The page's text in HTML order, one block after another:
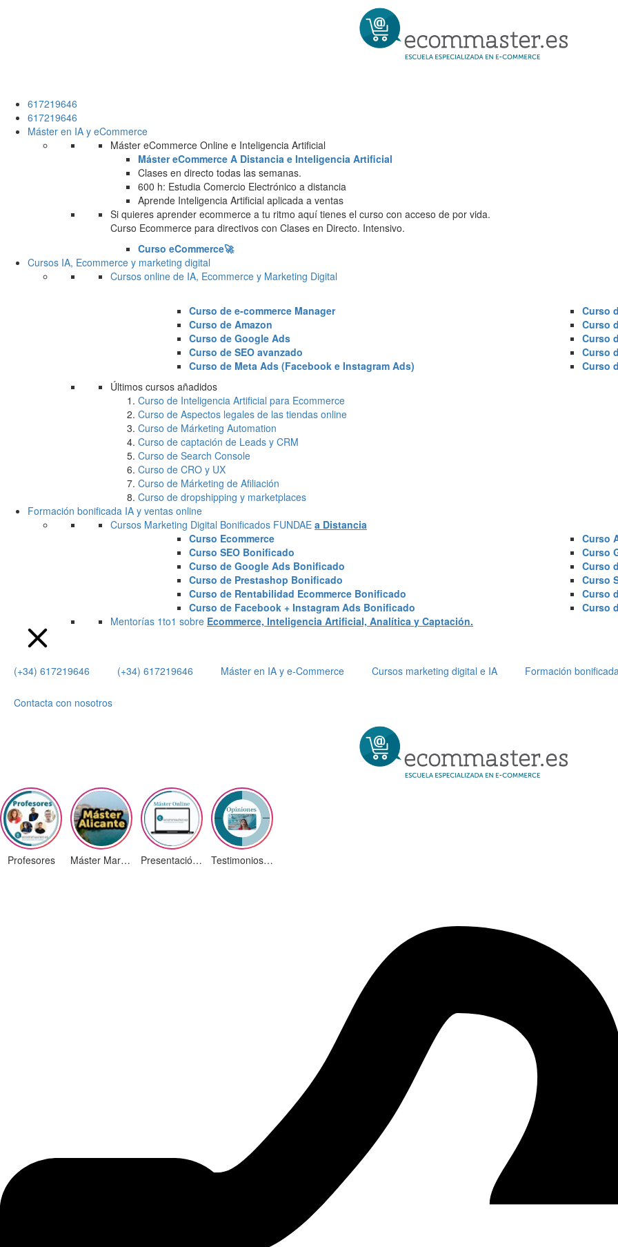
617219646
617219646
Máster en IA y eCommerce
Máster eCommerce Online e Inteligencia Artificial
Máster eCommerce A Distancia e Inteligencia Artificial
Clases en directo todas las semanas.
600 h: Estudia Comercio Electrónico a distancia
Aprende Inteligencia Artificial aplicada a ventas
Si quieres aprender ecommerce a tu ritmo aquí tienes el curso con acceso de por vida.
Curso Ecommerce para directivos con Clases en Directo. Intensivo.
Curso eCommerce🚀
Cursos IA, Ecommerce y marketing digital
Cursos online de IA, Ecommerce y Marketing Digital
Curso de e-commerce Manager
Curso de Amazon
Curso de Google Ads
Curso de SEO avanzado
Curso de Meta Ads (Facebook e Instagram Ads)
Curso
Curso
Curso
Curso
Curso
Últimos cursos añadidos
Curso de Inteligencia Artificial para Ecommerce
Curso de Aspectos legales de las tiendas online
Curso de Márketing Automation
Curso de captación de Leads y CRM
Curso de Search Console
Curso de CRO y UX
Curso de Márketing de Afiliación
Curso de dropshipping y marketplaces
Formación bonificada IA y ventas online
Cursos Marketing Digital Bonificados FUNDAE a Distancia
Curso Ecommerce
Curso SEO Bonificado
Curso de Google Ads Bonificado
Curso de Prestashop Bonificado
Curso de Rentabilidad Ecommerce Bonificado
Curso de Facebook + Instagram Ads Bonificado
Curso
Curso
Curso
Curso
Curso
Curso
Mentorías 1to1 sobre Ecommerce, Inteligencia Artificial, Analítica y Captación.
(+34) 617219646 (+34) 617219646 Máster en IA y e-Commerce Cursos marketing digital e IA Formación
Contacta con nosotros
Profesores Máster Marketing Digital en Alicante Presentación ¡Nuevas Ediciones! Testimonios Alumnos